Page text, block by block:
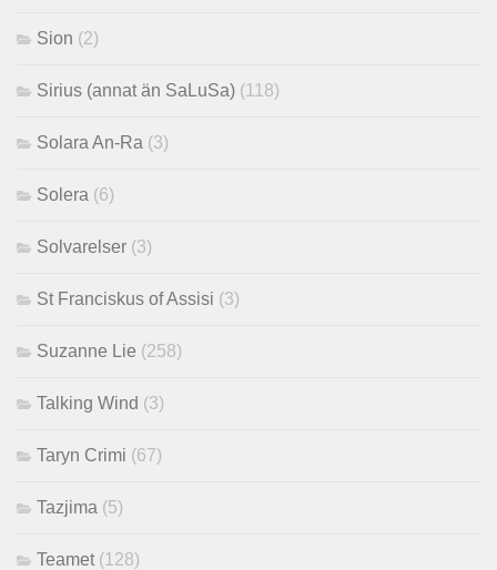
Sion (2)
Sirius (annat än SaLuSa) (118)
Solara An-Ra (3)
Solera (6)
Solvarelser (3)
St Franciskus of Assisi (3)
Suzanne Lie (258)
Talking Wind (3)
Taryn Crimi (67)
Tazjima (5)
Teamet (128)